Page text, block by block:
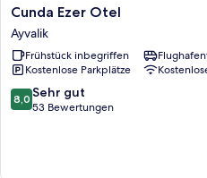
Cunda
Ezer
Otel
Ayvalik
Cunda Ezer Otel
Ayvalik
Frühstück inbegriffen
Kostenlose Parkplätze
8.0
von
8,0 Sehr gut
53 Bewertungen